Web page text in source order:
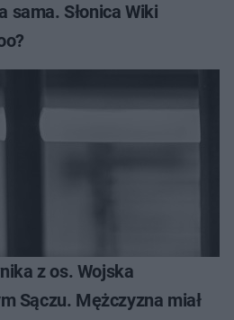
sama. Słonica Wiki
z os. Wojska
Sączu. Mężczyzna miał